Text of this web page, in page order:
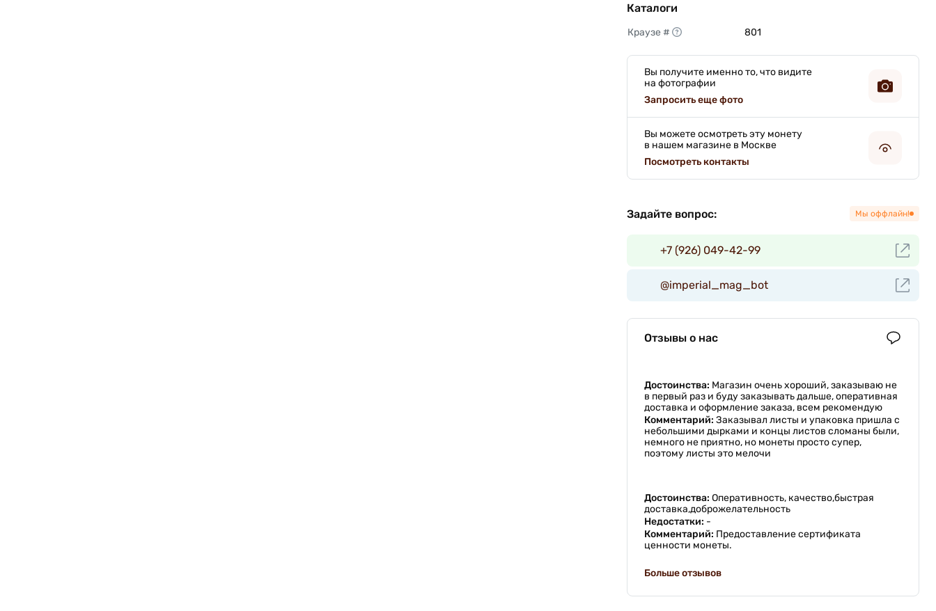
Каталоги
Краузе # 801
Вы получите именно то, что видите
на фотографии
Запросить еще фото
Вы можете осмотреть эту монету
в нашем магазине в Москве
Посмотреть контакты
Задайте вопрос: Мы оффлайн!
+7 (926) 049-42-99
@imperial_mag_bot
Отзывы о нас
Достоинства: Магазин очень хороший, заказываю не
в первый раз и буду заказывать дальше, оперативная
доставка и оформление заказа, всем рекомендую
Комментарий: Заказывал листы и упаковка пришла с
небольшими дырками и концы листов сломаны были,
немного не приятно, но монеты просто супер,
поэтому листы это мелочи
Достоинства: Оперативность, качество,быстрая
доставка,доброжелательность
Недостатки: -
Комментарий: Предоставление сертификата
ценности монеты.
Больше отзывов